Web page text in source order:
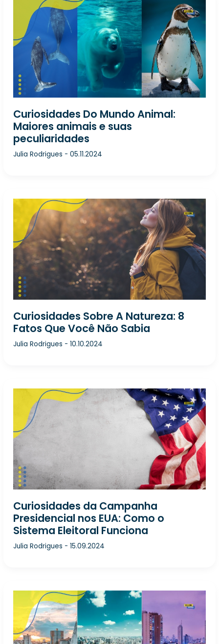
Curiosidades Do Mundo Animal:
Maiores animais e suas
peculiaridades
Julia Rodrigues -05.11.2024
Curiosidades Sobre A Natureza: 8
Fatos Que Você Não Sabia
Julia Rodrigues -10.10.2024
Curiosidades da Campanha
Presidencial nos EUA: Como o
Sistema Eleitoral Funciona
Julia Rodrigues -15.09.2024